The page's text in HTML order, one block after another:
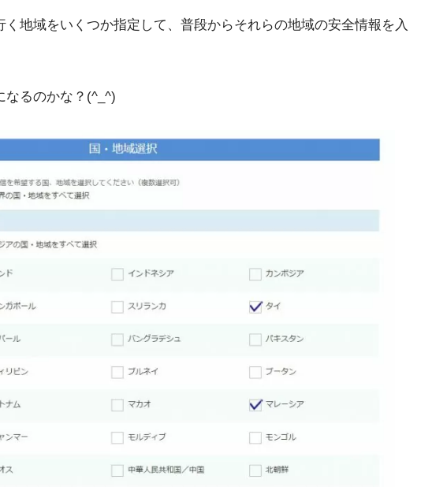
く地域をいくつか指定して、普段からそれらの地域の安全情報を入
なるのかな？(^_^)